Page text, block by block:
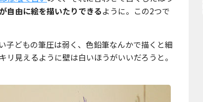
自由に絵を描いたりできるように。この2つで
子どもの筆圧は弱く、色鉛筆なんかで描くと細
リ見えるように壁は白いほうがいいだろうと。